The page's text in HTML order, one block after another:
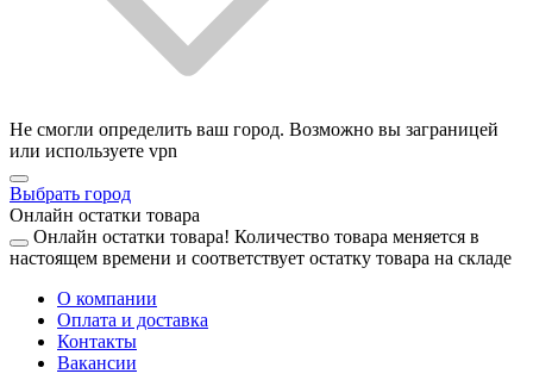
Не смогли определить ваш город. Возможно вы заграницей
или используете vpn
Выбрать город
Онлайн остатки товара
Онлайн остатки товара! Количество товара меняется в
настоящем времени и соответствует остатку товара на складе
О компании
Оплата и доставка
Контакты
Вакансии